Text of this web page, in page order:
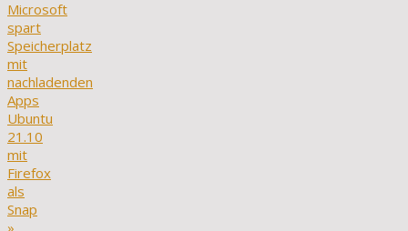
Microsoft
spart
Speicherplatz
mit
nachladenden
Apps
Ubuntu
21.10
mit
Firefox
als
Snap